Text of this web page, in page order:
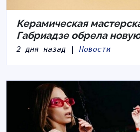
Керамическая
Габриадзе обрела
2 дня назад | Новости